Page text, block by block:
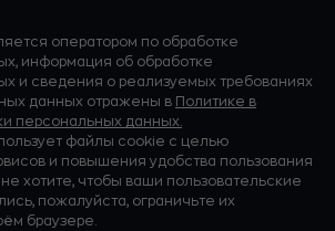
оператором по обработке
информация об обработке
и сведения о реализуемых требованиях
данных отражены в Политике в
персональных данных.
файлы cookie с целью
и повышения удобства пользования
хотите, чтобы ваши пользовательские
пожалуйста, ограничьте их
браузере.